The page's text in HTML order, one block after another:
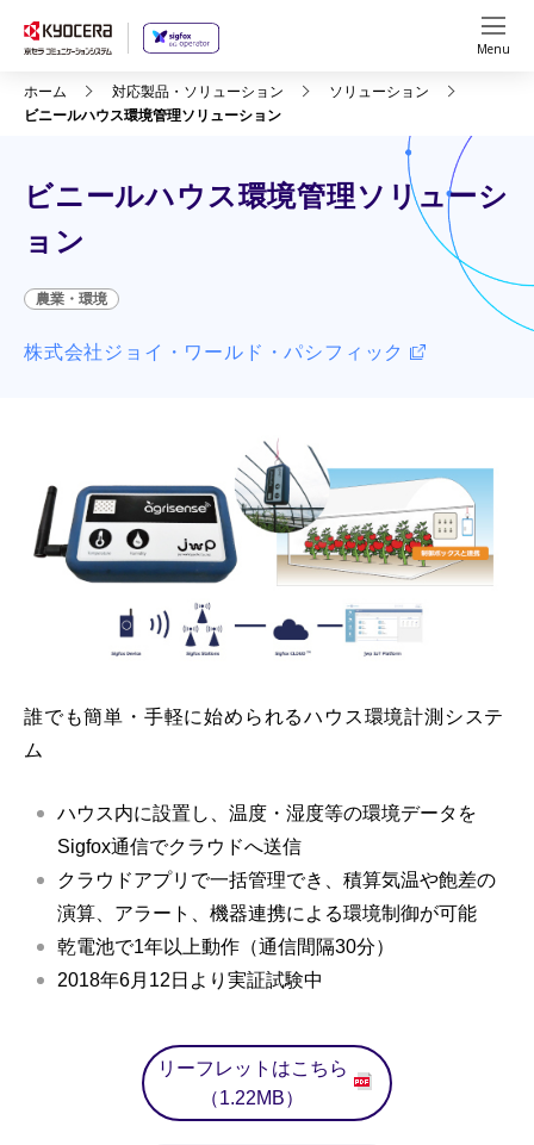
Menu
ホーム 対応製品・ソリューション
ソリューション
ビニールハウス環境管理ソリューション
ビニールハウス環境管理ソリューシ
ョン
農業・環境
株式会社ジョイ・ワールド・パシフィック
誰でも簡単・手軽に始められるハウス環境計測システ
ム
ハウス内に設置し、温度・湿度等の環境データを
Sigfox通信でクラウドへ送信
クラウドアプリで一括管理でき、積算気温や飽差の
演算、アラート、機器連携による環境制御が可能
乾電池で1年以上動作（通信間隔30分）
2018年6月12日より実証試験中
リーフレットはこちら
（1.22MB）